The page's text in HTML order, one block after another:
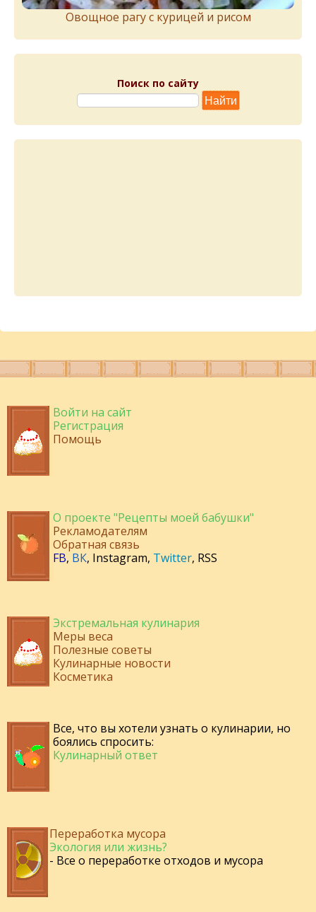
Овощное рагу с курицей и рисом
Поиск по сайту
Войти на сайт
Регистрация
Помощь
О проекте "Рецепты моей бабушки"
Рекламодателям
Обратная связь
FB, ВК, Instagram, Twitter, RSS
Экстремальная кулинария
Меры веса
Полезные советы
Кулинарные новости
Косметика
Все, что вы хотели узнать о кулинарии, но
боялись спросить:
Кулинарный ответ
Переработка мусора
Экология или жизнь?
- Все о переработке отходов и мусора